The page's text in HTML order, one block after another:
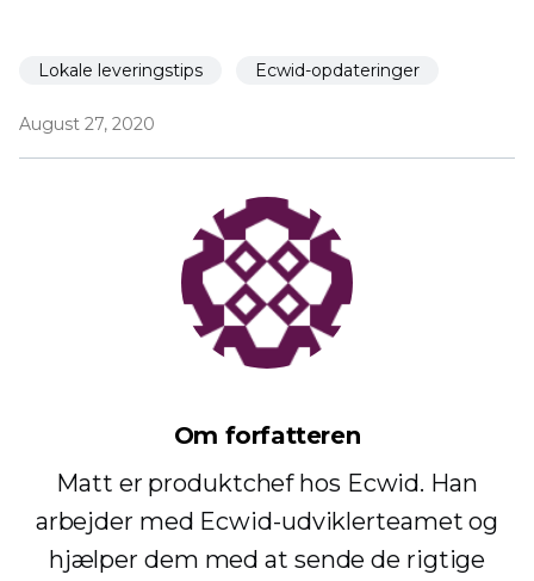
Lokale leveringstips Ecwid-opdateringer
August 27, 2020
Om forfatteren
Matt er produktchef hos Ecwid. Han
arbejder med Ecwid-udviklerteamet og
hjælper dem med at sende de rigtige